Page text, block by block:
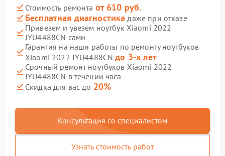
Стоимость ремонта от 610 руб.
Бесплатная диагностика даже при отказе
Привезем и увезем ноутбук Xiaomi 2022
JYU4488CN сами
Гарантия на наши работы по ремонту ноутбуков
Xiaomi 2022 JYU4488CNдо 3-х лет
Срочный ремонт ноутбуков Xiaomi 2022
JYU4488CN в течении часа
Скидка для вас до 20%
Консультация со специалистом
Узнать стоимость работ